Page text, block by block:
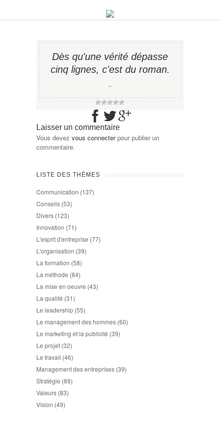
Dès qu'une vérité dépasse
cinq lignes, c'est du roman.
−
Laisser un commentaire
Vous devez vous connecterpour publier un
commentaire.
LISTE DES THÈMES
Communication (137)
Conseils (53)
Divers (123)
Innovation (71)
L'esprit d'entreprise (77)
L'organisation (39)
La formation (58)
La méthode (84)
La mise en oeuvre (43)
La qualité (31)
Le leadership (55)
Le management des hommes (60)
Le marketing et la publicité (39)
Le projet (32)
Le travail (46)
Management des entreprises (39)
Stratégie (89)
Valeurs (83)
Vision (49)